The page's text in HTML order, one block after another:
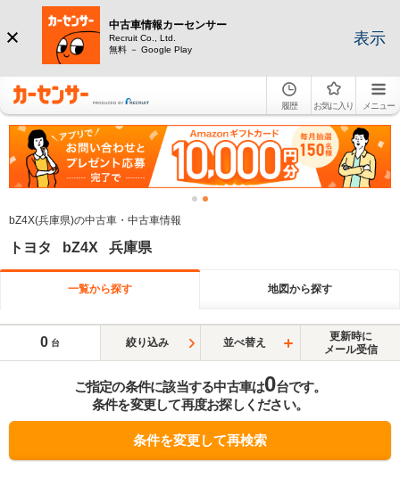
中古車情報カーセンサー
Recruit Co., Ltd.
無料 － Google Play
表示
履歴 お気に入り メニュー
bZ4X(兵庫県)の中古車・中古車情報
トヨタ bZ4X 兵庫県
一覧から探す 地図から探す
0 台 絞り込み 並べ替え
更新時に
メール受信
ご指定の条件に該当する中古車は0台です。
条件を変更して再度お探しください。
条件を変更して再検索